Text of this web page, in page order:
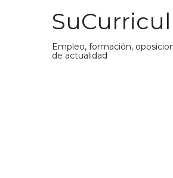
Empleo, formación,
de actualidad